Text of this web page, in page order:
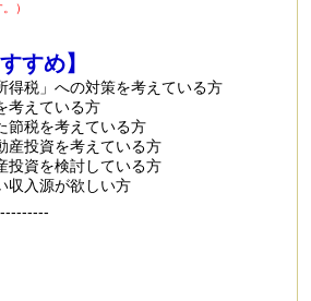
）
すめ】
得税」への対策を考えている方
考えている方
節税を考えている方
産投資を考えている方
投資を検討している方
収入源が欲しい方